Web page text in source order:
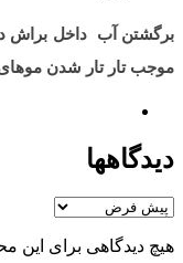
برگشتن آب داخل براش
موجب تار تار شدن
دیدگاهها
هیچ دیدگاهی برای